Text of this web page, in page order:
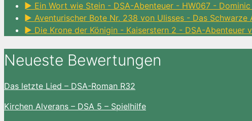
► Ein Wort wie Stein - DSA-Abenteuer - HW067 -
► Aventurischer Bote Nr. 238 von Ulisses - Das Schwarze
► Die Krone der Königin - Kaiserstern 2 - DSA-Abenteuer
Neueste Bewertungen
Das letzte Lied – DSA-Roman R32
Kirchen Alverans – DSA 5 – Spielhilfe